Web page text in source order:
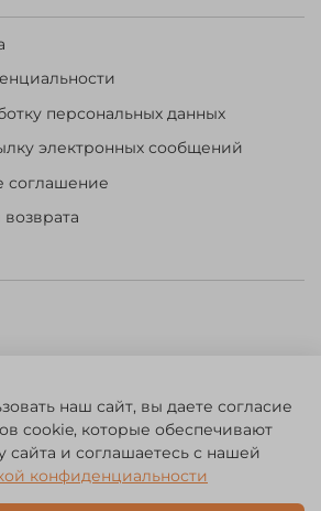
персональных данных
электронных сообщений
соглашение
Рыболовный интернет-магазин.
наш сайт, вы даете согласие
cookie, которые обеспечивают
сайта и соглашаетесь с нашей
конфиденциальности